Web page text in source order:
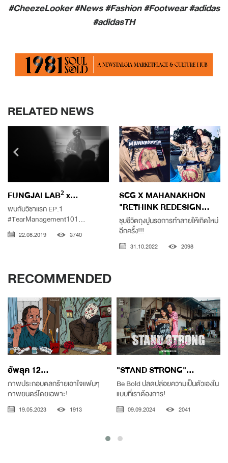
#CheezeLooker #News #Fashion #Footwear #adidas
#adidasTH
RELATED NEWS
FUNGJAI LAB² x...
พบกับวิชาแรก EP.1
#TearManagement101...
22.08.2019 3740
SCG X MAHANAKHON
"RETHINK REDESIGN...
ชุบชีวิตถุงปูนรอการทำลายให้เกิดใหม่
อีกครั้ง!!!
31.10.2022 2098
RECOMMENDED
อัพลุค 12...
ภาพประกอบตลกร้ายเอาใจแฟนๆ
ภาพยนตร์โดยเฉพาะ!
19.05.2023 1913
"STAND STRONG"...
Be Bold ปลดปล่อยความเป็นตัวเองใน
แบบที่เราต้องการ!
09.09.2024 2041